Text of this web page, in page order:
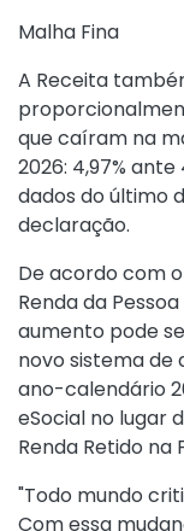
Malha Fina
A Receita
que caíram na
2026: 4,97%
dados do último
declaração.
De acordo com
Renda da
aumento pode
novo sistema de
ano-calendário
eSocial no lugar
Renda Retido na
"Todo mundo
Com essa